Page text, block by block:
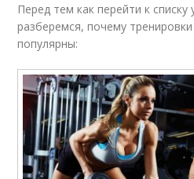
Перед тем как перейти к
разберемся, почему
популярны: